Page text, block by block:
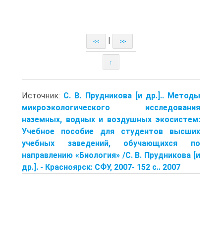
<< >>
↑
Источник: С. В. Прудникова [и др.].. Методы
микроэкологического исследования
наземных, водных и воз­душных экосистем:
Учебное пособие для студентов высших
учебных заведе­ний, обучающихся по
направлению «Биология» /С. В. Прудникова [и
др.]. - Красноярск: СФУ, 2007- 152 с.. 2007